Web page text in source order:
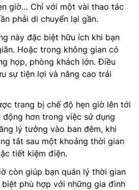
giờ… Chỉ với một vài thao tác
phải di chuyển lại gần.
này đặc biệt hữu ích khi bạn
Hoặc trong không gian có
họp, phòng khách lớn. Điều
sự tiện lợi và nâng cao trải
trang bị chế độ hẹn giờ lên tới
hơn trong việc sử dụng
lý tưởng vào ban đêm, khi
tắt sau một khoảng thời gian
tiết kiệm điện.
còn giúp bạn quản lý thời gian
phù hợp với những gia đình